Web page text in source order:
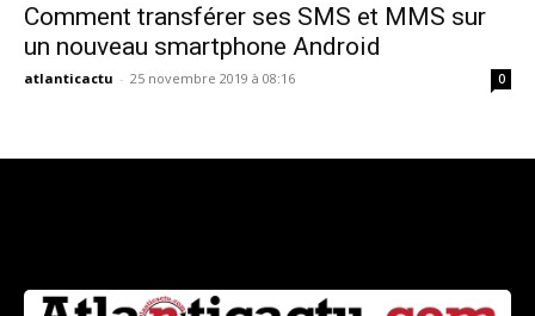
Comment transférer ses SMS et MMS sur
un nouveau smartphone Android
atlanticactu - 25 novembre 2019 à 08:16 0